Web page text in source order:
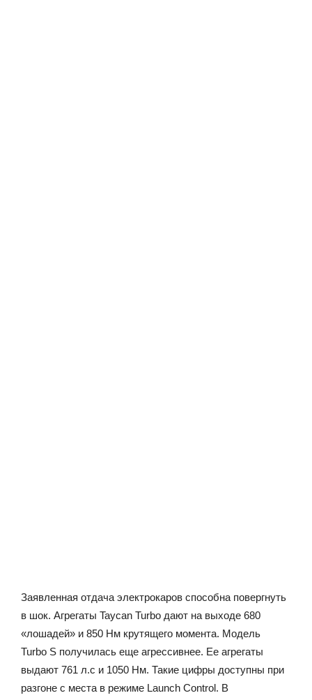
Заявленная отдача электрокаров способна повергнуть
в шок. Агрегаты Taycan Turbo дают на выходе 680
«лошадей» и 850 Нм крутящего момента. Модель
Turbo S получилась еще агрессивнее. Ее агрегаты
выдают 761 л.с и 1050 Нм. Такие цифры доступны при
разгоне с места в режиме Launch Control. В